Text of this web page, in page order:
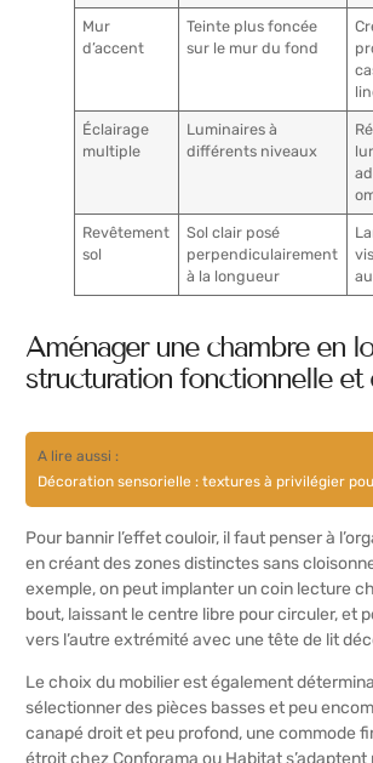
Mur
d’accent
Teinte plus foncée
sur le mur du fond
Éclairage
multiple
Luminaires à
différents niveaux
Revêtement
sol
Sol clair posé
perpendiculairement
à la longueur
Aménager une chambre en
structuration fonctionnelle et
A lire aussi :
Décoration sensorielle : textures à privilégier
Pour bannir l’effet couloir, il faut penser à
en créant des zones distinctes sans
exemple, on peut implanter un coin lecture
bout, laissant le centre libre pour circuler, et
vers l’autre extrémité avec une tête de lit
Le choix du mobilier est également
sélectionner des pièces basses et peu
canapé droit et peu profond, une commode